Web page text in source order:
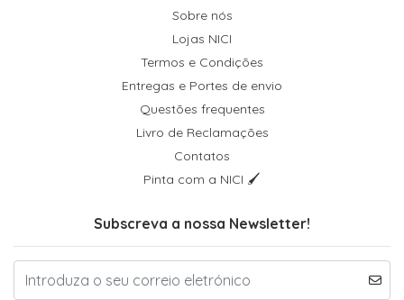
Sobre nós
Lojas NICI
Termos e Condições
Entregas e Portes de envio
Questões frequentes
Livro de Reclamações
Contatos
Pinta com a NICI 🖌
Subscreva a nossa Newsletter!